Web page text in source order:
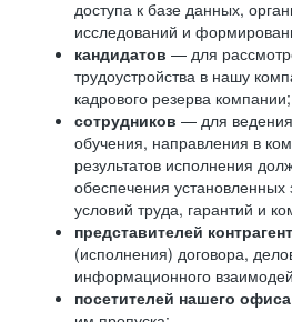
доступа к базе данных,
исследований и
кандидатов — для
трудоустройства в нашу
кадрового резерва компании;
сотрудников — для
обучения, направления в
результатов исполнения
обеспечения
условий труда, гарантий и
представителей
(исполнения) договора,
информационного
посетителей нашего офиса